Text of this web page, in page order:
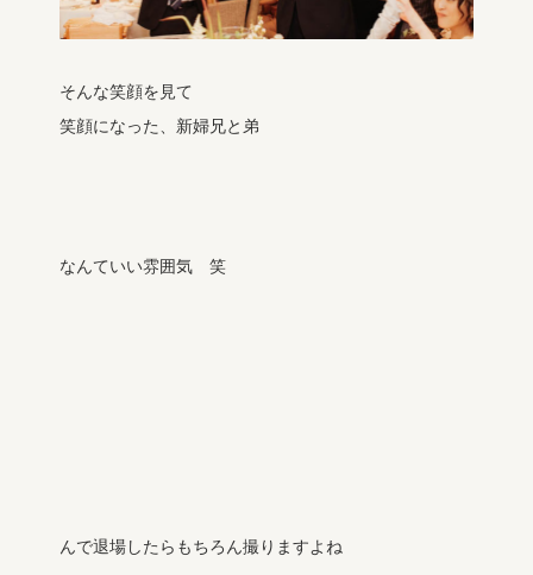
そんな笑顔を見て
笑顔になった、新婦兄と弟
なんていい雰囲気 笑
んで退場したらもちろん撮りますよね